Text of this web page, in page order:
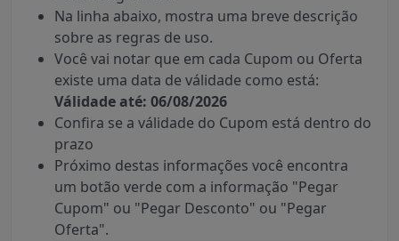
Na linha abaixo, mostra uma breve descrição
sobre as regras de uso.
Você vai notar que em cada Cupom ou Oferta
existe uma data de válidade como está:
Válidade até: 06/08/2026
Confira se a válidade do Cupom está dentro do
prazo
Próximo destas informações você encontra
um botão verde com a informação "Pegar
Cupom" ou "Pegar Desconto" ou "Pegar
Oferta".